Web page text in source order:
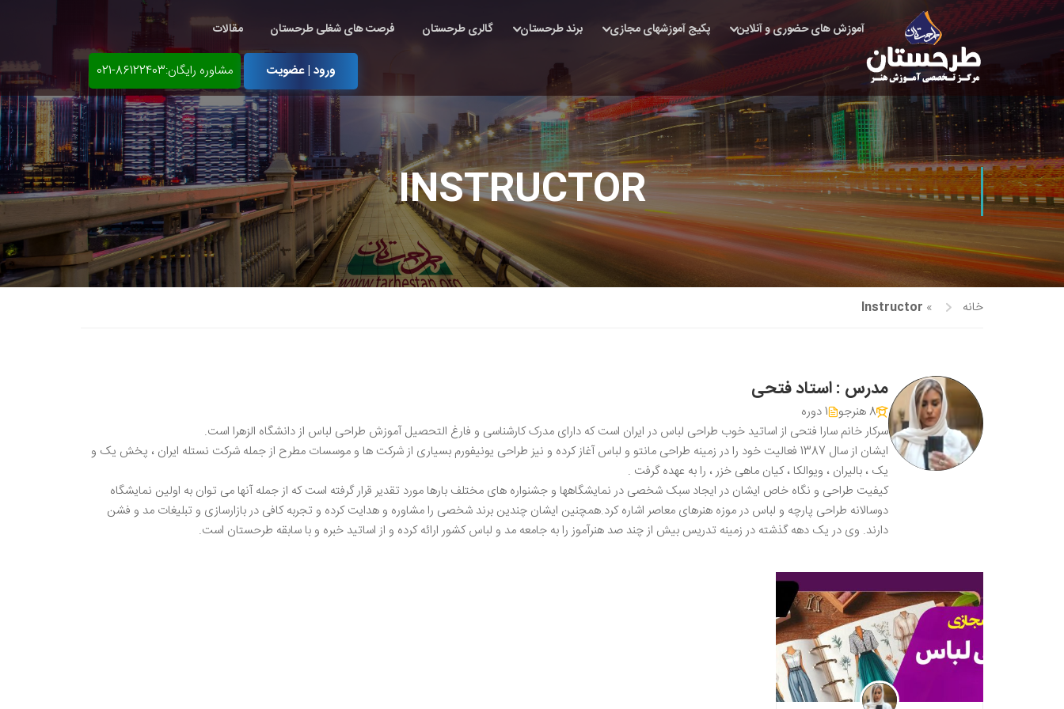
آموزش های حضوری و آنلاین پکیج آموزشهای مجازی برند طرحستان گالری طرحستان فرصت های شغلی طرحستان مقالات
ورود | عضویت مشاوره رایگان:86122403-021
INSTRUCTOR
خانه »
Instructor
مدرس : استاد فتحی
8 هنرجو
1 دوره
سرکار خانم سارا فتحی از اساتید خوب طراحی لباس در ایران است که دارای مدرک کارشناسی و فارغ التحصیل آموزش طراحی لباس از دانشگاه الزهرا است.
ایشان از سال 1387 فعالیت خود را در زمینه طراحی مانتو و لباس آغاز کرده و نیز طراحی یونیفورم بسیاری از شرکت ها و موسسات مطرح از جمله شرکت نستله ایران ، پخش یک و
یک ، بالیران ، ویوالکا ، کیان ماهی خزر ، را به عهده گرفت .
کیفیت طراحی و نگاه خاص ایشان در ایجاد سبک شخصی در نمایشگاهها و جشنواره های مختلف بارها مورد تقدیر قرار گرفته است که از جمله آنها می توان به اولین نمایشگاه
دوسالانه طراحی پارچه و لباس در موزه هنرهای معاصر اشاره کرد.همچنین ایشان چندین برند شخصی را مشاوره و هدایت کرده و تجربه کافی در بازارسازی و تبلیغات مد و فشن
دارند. وی در یک دهه گذشته در زمینه تدریس بیش از چند صد هنرآموز را به جامعه مد و لباس کشور ارائه کرده و از اساتید خبره و با سابقه طرحستان است.